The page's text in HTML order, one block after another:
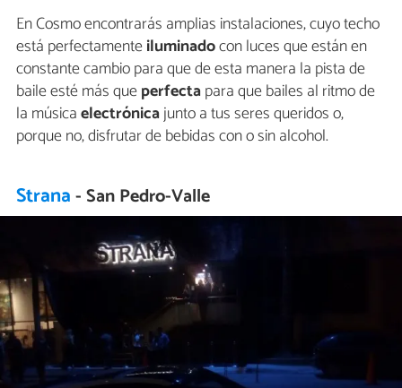
En Cosmo encontrarás amplias instalaciones, cuyo techo
está perfectamenteiluminadocon luces que están en
constante cambio para que de esta manera la pista de
baile esté más queperfectapara que bailes al ritmo de
la músicaelectrónicajunto a tus seres queridos o,
porque no, disfrutar de bebidas con o sin alcohol.
Strana- San Pedro-Valle